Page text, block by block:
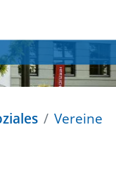
Vereine